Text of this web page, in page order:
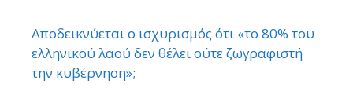
Αποδεικνύεται ο ισχυρισμός ότι «το 80% του
ελληνικού λαού δεν θέλει ούτε ζωγραφιστή
την κυβέρνηση»;